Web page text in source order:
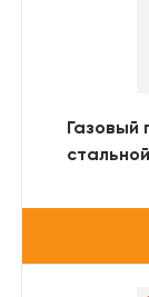
Газовый